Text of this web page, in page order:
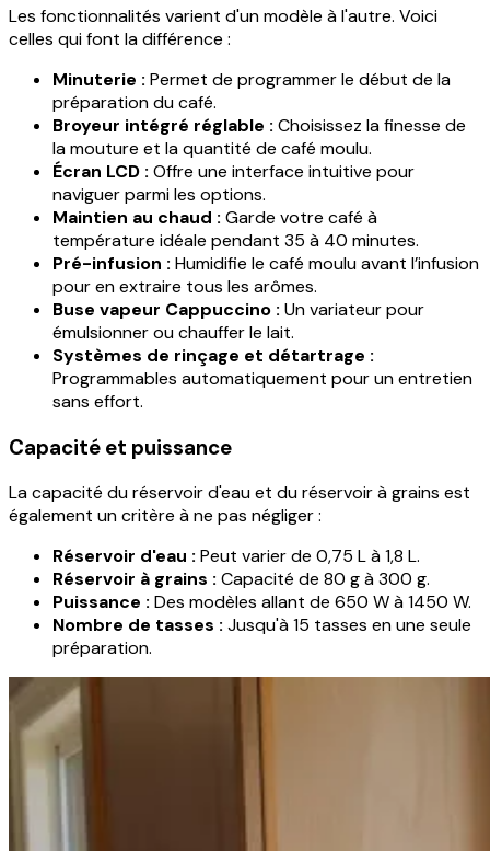
Les fonctionnalités varient d'un modèle à l'autre. Voici
celles qui font la différence :
Minuterie : Permet de programmer le début de la
préparation du café.
Broyeur intégré réglable : Choisissez la finesse de
la mouture et la quantité de café moulu.
Écran LCD : Offre une interface intuitive pour
naviguer parmi les options.
Maintien au chaud : Garde votre café à
température idéale pendant 35 à 40 minutes.
Pré-infusion : Humidifie le café moulu avant l’infusion
pour en extraire tous les arômes.
Buse vapeur Cappuccino : Un variateur pour
émulsionner ou chauffer le lait.
Systèmes de rinçage et détartrage :
Programmables automatiquement pour un entretien
sans effort.
Capacité et puissance
La capacité du réservoir d'eau et du réservoir à grains est
également un critère à ne pas négliger :
Réservoir d'eau : Peut varier de 0,75 L à 1,8 L.
Réservoir à grains : Capacité de 80 g à 300 g.
Puissance : Des modèles allant de 650 W à 1450 W.
Nombre de tasses : Jusqu'à 15 tasses en une seule
préparation.